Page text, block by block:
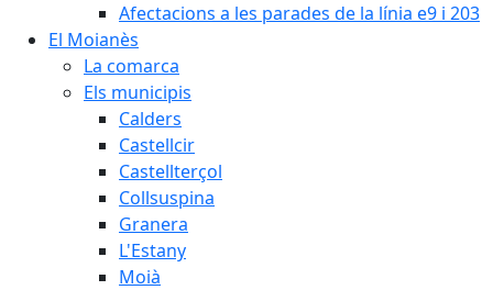
Afectacions a les parades de la línia e9 i 203
El Moianès
La comarca
Els municipis
Calders
Castellcir
Castellterçol
Collsuspina
Granera
L'Estany
Moià